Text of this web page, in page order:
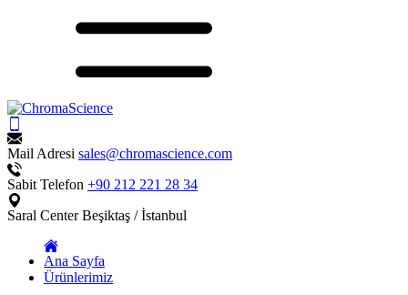
Mail Adresi sales@chromascience.com
Sabit Telefon +90 212 221 28 34
Saral CenterBeşiktaş / İstanbul
Ana Sayfa
Ürünlerimiz